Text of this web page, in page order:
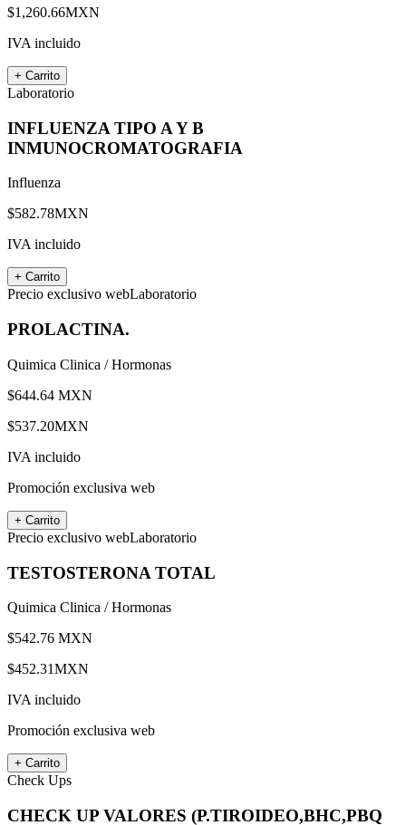
$1,260.66MXN
IVA incluido
+ Carrito
Laboratorio
INFLUENZA TIPO A Y B
INMUNOCROMATOGRAFIA
Influenza
$582.78MXN
IVA incluido
+ Carrito
Precio exclusivo webLaboratorio
PROLACTINA.
Quimica Clinica / Hormonas
$644.64 MXN
$537.20MXN
IVA incluido
Promoción exclusiva web
+ Carrito
Precio exclusivo webLaboratorio
TESTOSTERONA TOTAL
Quimica Clinica / Hormonas
$542.76 MXN
$452.31MXN
IVA incluido
Promoción exclusiva web
+ Carrito
Check Ups
CHECK UP VALORES (P.TIROIDEO,BHC,PBQ